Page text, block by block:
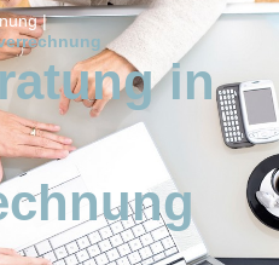
|
in